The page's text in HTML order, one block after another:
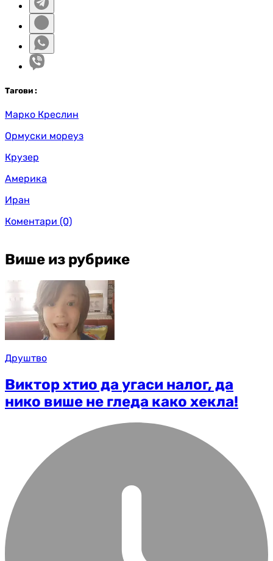
Тагови :
Марко Креслин
Ормуски мореуз
Крузер
Америка
Иран
Коментари (0)
Више из рубрике
Друштво
Виктор хтио да угаси налог, да
нико више не гледа како хекла!